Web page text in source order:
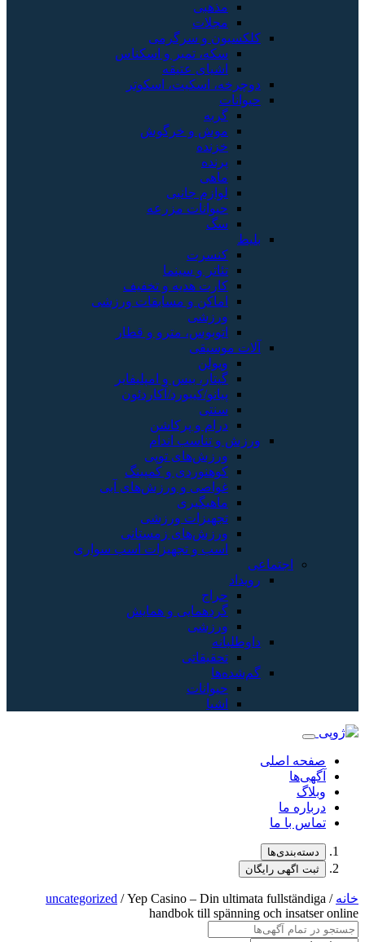
مذهبی
مجلات
کلکسیون و سرگرمی
سکه، تمبر و اسکناس
اشیای عتیقه
دوچرخه، اسکیت، اسکوتر
حیوانات
گربه
موش و خرگوش
خزنده
پرنده
ماهی
لوازم جانبی
حیوانات مزرعه
سگ
بلیط
کنسرت
تئاتر و سینما
کارت هدیه و تخفیف
اماکن و مسابقات ورزشی
ورزشی
اتوبوس، مترو و قطار
آلات موسیقی
ویولن
گیتار، بیس و امپلیفایر
پیانو/کیبورد/آکاردئون
سنتی
درام و پرکاشن
ورزش و تناسب اندام
ورزش‌های توپی
کوهنوردی و کمپینگ
غواصی و ورزش‌های آبی
ماهیگیری
تجهیزات ورزشی
ورزش‌های زمستانی
اسب و تجهیزات اسب سواری
اجتماعی
رویداد
حراج
گردهمایی و همایش
ورزشی
داوطلبانه
تحقیقاتی
گم‌شده‌ها
حیوانات
اشیا
صفحه اصلی
آگهی‌ها
وبلاگ
درباره ما
تماس با ما
دسته‌بندی‌ها
ثبت اگهی رایگان
خانه /
uncategorized / Yep Casino – Din ultimata fullständiga
handbok till spänning och insatser online